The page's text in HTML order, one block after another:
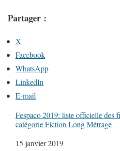
Partager :
X
Facebook
WhatsApp
LinkedIn
E-mail
Fespaco 2019: liste officielle des
catégorie Fiction Long Métrage
Date
15 janvier 2019